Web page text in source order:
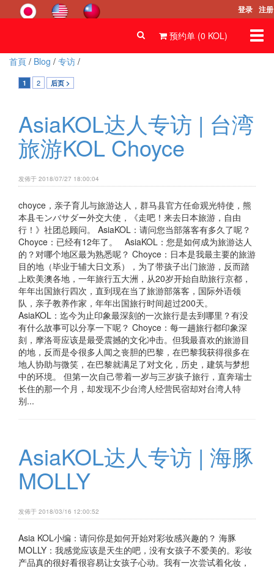
登录 注册
预约单 (0 KOL)
首頁 / Blog / 专访 /
1 2 后页 >
AsiaKOL达人专访 | 台湾
旅游KOL Choyce
发佈于 2018/07/27 18:00:04
choyce，亲子育儿与旅游达人，群马县官方任命观光特使，熊
本县モンバサダー外交大使，《走吧！来去日本旅游，自由
行！》社团总顾问。 AsiaKOL：请问您当部落客有多久了呢？
Choyce：已经有12年了。 AsiaKOL：您是如何成为旅游达人
的？对哪个地区最为熟悉呢？ Choyce：日本是我最主要的旅游
目的地（毕业于辅大日文系），为了带孩子出门旅游，反而踏
上欧美澳各地，一年旅行五大洲，从20岁开始自助旅行京都，
年年出国旅行四次，直到现在当了旅游部落客，国际外语领
队，亲子教养作家，年年出国旅行时间超过200天。
AsiaKOL：迄今为止印象最深刻的一次旅行是去到哪里？有没
有什么故事可以分享一下呢？ Choyce：每一趟旅行都印象深
刻，摩洛哥应该是最受震撼的文化冲击。但我最喜欢的旅游目
的地，反而是令很多人闻之丧胆的巴黎，在巴黎我获得很多在
地人协助与微笑，在巴黎就满足了对文化，历史，建筑与梦想
中的环境。 但第一次自己带着一岁与三岁孩子旅行，直奔瑞士
长住的那一个月，却发现不少台湾人经营民宿却对台湾人特
别...
AsiaKOL达人专访 | 海豚
MOLLY
发佈于 2018/03/16 12:00:52
Asia KOL小编：请问你是如何开始对彩妆感兴趣的？ 海豚
MOLLY：我感觉应该是天生的吧，没有女孩子不爱美的。彩妆
产品真的很好看很容易让女孩子心动。我有一次尝试着化妆，